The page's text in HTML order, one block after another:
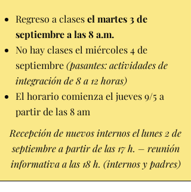
Regreso a clasesel martes 3 de
septiembrea las 8 a.m.
No hay clases el miércoles 4 de
septiembre(pasantes: actividades de
integración de 8 a 12 horas)
El horario comienza el jueves 9/5 a
partir de las 8 am
Recepción de nuevos internos el lunes 2 de
septiembre a partir de las 17 h. – reunión
informativa a las 18 h. (internos y padres)